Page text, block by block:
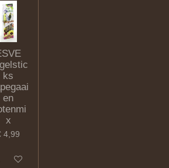
ks
en
x
4,99
winkelwagen